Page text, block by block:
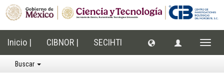
Inicio | CIBNOR | SECIHTI
Buscar